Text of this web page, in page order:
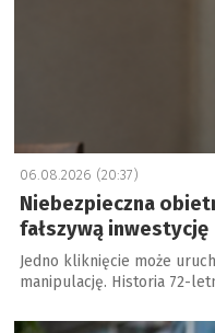
06.08.2026 (20:37)
Niebezpieczna
fałszywą inwestycję
Jedno kliknięcie może
manipulację. Historia 72-
a